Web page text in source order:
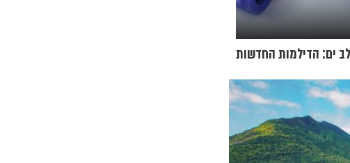
ים: הדילמות החדשות